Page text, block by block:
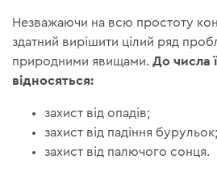
Незважаючи на всю простоту
здатний вирішити цілий ряд
природними явищами.До числа
відносяться:
захист від опадів;
захист від падіння бурульок;
захист від палючого сонця.